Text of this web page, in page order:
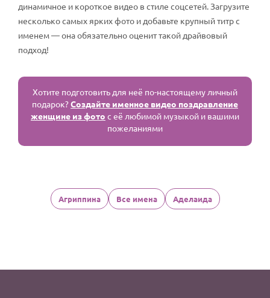
динамичное и короткое видео в стиле соцсетей. Загрузите
несколько самых ярких фото и добавьте крупный титр с
именем — она обязательно оценит такой драйвовый
подход!
Хотите подготовить для неё по-настоящему личный
подарок?Создайте именное видео поздравление
женщине из фото с её любимой музыкой и вашими
пожеланиями
Агриппина Все имена Аделаида